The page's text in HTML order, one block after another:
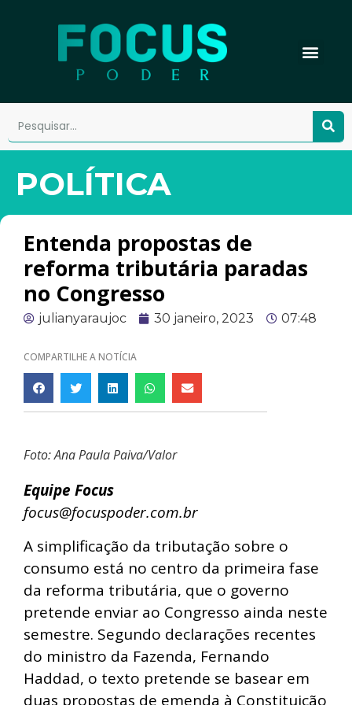
POLÍTICA
Entenda propostas de
reforma tributária paradas
no Congresso
julianyaraujoc 30 janeiro, 2023 07:48
COMPARTILHE A NOTÍCIA
Foto: Ana Paula Paiva/Valor
Equipe Focus
focus@focuspoder.com.br
A simplificação da tributação sobre o
consumo está no centro da primeira fase
da reforma tributária, que o governo
pretende enviar ao Congresso ainda neste
semestre. Segundo declarações recentes
do ministro da Fazenda, Fernando
Haddad, o texto pretende se basear em
duas propostas de emenda à Constituição